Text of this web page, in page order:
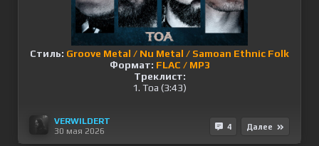
Стиль: Groove Metal / Nu Metal / Samoan Ethnic Folk
Формат: FLAC / MP3
Треклист:
1. Toa (3:43)
VERWILDERT
30 мая 2026
4 Далее